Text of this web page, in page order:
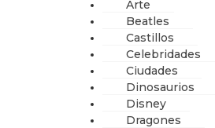
Arte
Beatles
Castillos
Celebridades
Ciudades
Dinosaurios
Disney
Dragones